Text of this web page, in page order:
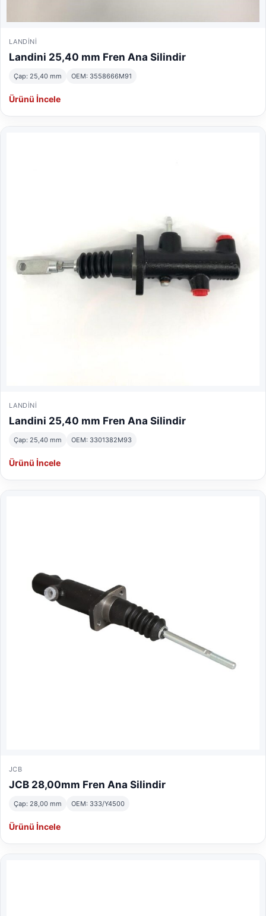
LANDINI
Landini 25,40 mm Fren Ana Silindir
Çap: 25,40 mm OEM: 3558666M91
Ürünü İncele
LANDINI
Landini 25,40 mm Fren Ana Silindir
Çap: 25,40 mm OEM: 3301382M93
Ürünü İncele
JCB
JCB 28,00mm Fren Ana Silindir
Çap: 28,00 mm OEM: 333/Y4500
Ürünü İncele